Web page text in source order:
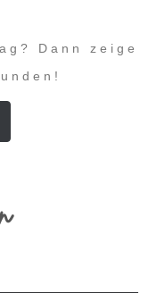
Dann zeige